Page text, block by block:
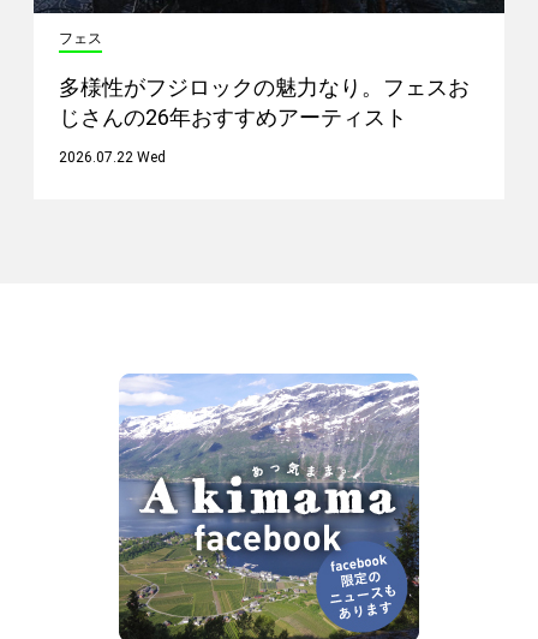
フェス
多様性がフジロックの魅力なり。フェスお
じさんの26年おすすめアーティスト
2026.07.22 Wed